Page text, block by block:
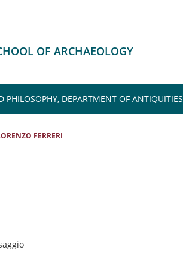
OF ARCHAEOLOGY
PHILOSOPHY, DEPARTMENT OF ANTIQUITIES
FERRERI